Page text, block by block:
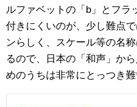
ルファベットの「b」とフ
付きにくいのが、少し難点
ンらしく、スケール等の名
るので、日本の「和声」か
めのうちは非常にとっつき難